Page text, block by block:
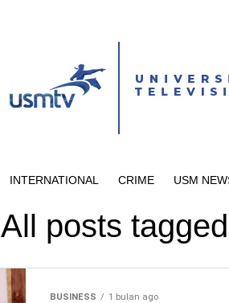
INTERNATIONAL CRIME USM
All posts
BUSINESS 1 bulan ago